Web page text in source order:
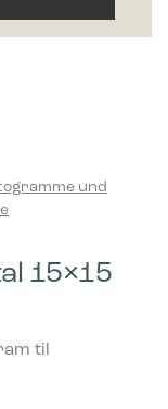
und
15×15
til